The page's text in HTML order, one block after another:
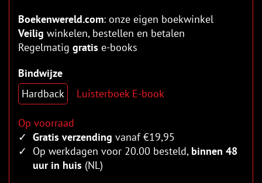
Boekenwereld.com: onze eigen boekwinkel
Veilig winkelen, bestellen en betalen
Regelmatig gratis e-books
Bindwijze
Hardback
Luisterboek E-book
Op voorraad
Gratis verzending vanaf €19,95
Op werkdagen voor 20.00 besteld, binnen 48
uur in huis (NL)